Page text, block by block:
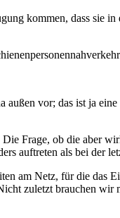
kommen, dass sie
vor; das ist ja
Frage, ob die aber
auftreten als bei der
am Netz, für die
zuletzt brauchen